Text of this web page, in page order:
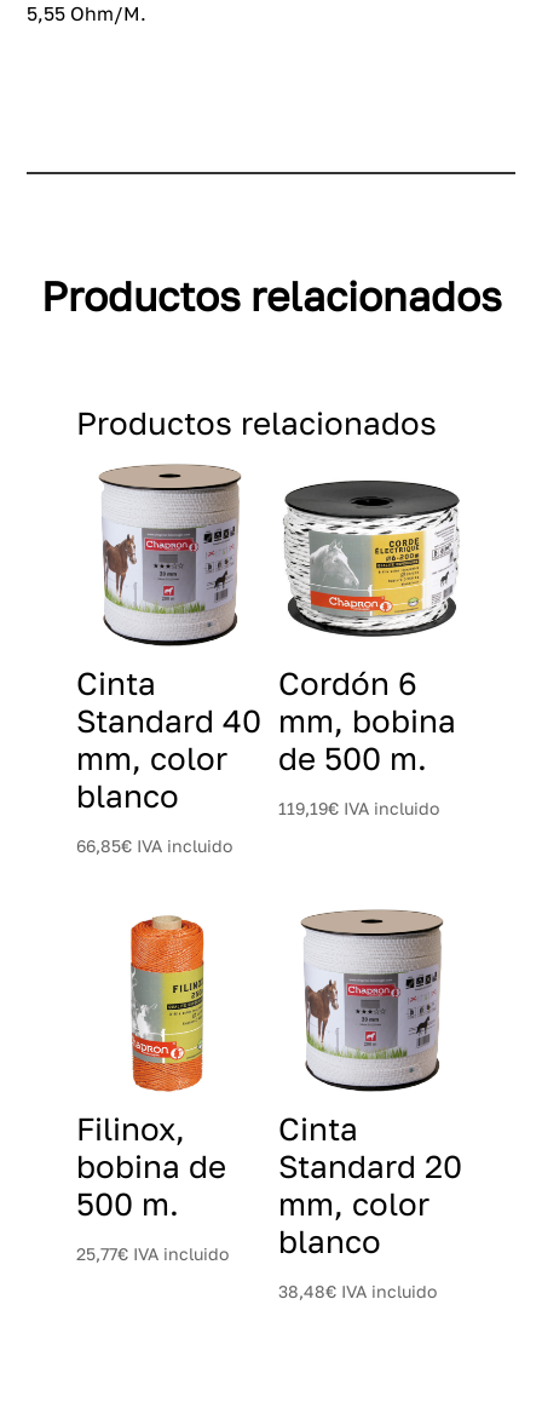
5,55 Ohm/M.
Productos relacionados
Productos relacionados
Cinta
Standard 40
mm, color
blanco
66,85€ IVA incluido
Cordón 6
mm, bobina
de 500 m.
119,19€ IVA incluido
Filinox,
bobina de
500 m.
25,77€ IVA incluido
Cinta
Standard 20
mm, color
blanco
38,48€ IVA incluido